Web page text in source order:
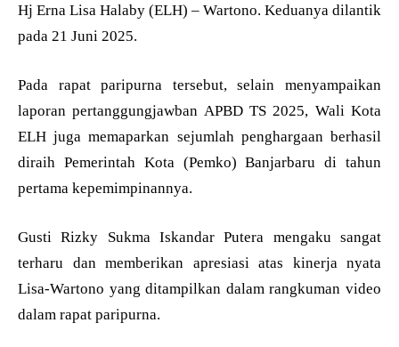
Hj Erna Lisa Halaby (ELH) – Wartono. Keduanya dilantik
pada 21 Juni 2025.
Pada rapat paripurna tersebut, selain menyampaikan
laporan pertanggungjawban APBD TS 2025, Wali Kota
ELH juga memaparkan sejumlah penghargaan berhasil
diraih Pemerintah Kota (Pemko) Banjarbaru di tahun
pertama kepemimpinannya.
Gusti Rizky Sukma Iskandar Putera mengaku sangat
terharu dan memberikan apresiasi atas kinerja nyata
Lisa-Wartono yang ditampilkan dalam rangkuman video
dalam rapat paripurna.